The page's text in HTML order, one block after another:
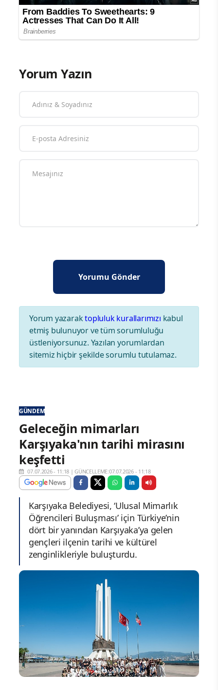
Yorum Yazın
Yorum yazaraktopluluk kurallarımızı kabul
etmiş bulunuyor ve tüm sorumluluğu
üstleniyorsunuz. Yazılan yorumlardan
sitemiz hiçbir şekilde sorumlu tutulamaz.
GÜNDEM
Geleceğin mimarları
Karşıyaka'nın tarihi mirasını
keşfetti
07.07.2026 - 11:18 |GÜNCELLEME:07.07.2026 - 11:18
Karşıyaka Belediyesi, ‘Ulusal Mimarlık
Öğrencileri Buluşması’ için Türkiye’nin
dört bir yanından Karşıyaka’ya gelen
gençleri ilçenin tarihi ve kültürel
zenginlikleriyle buluşturdu.